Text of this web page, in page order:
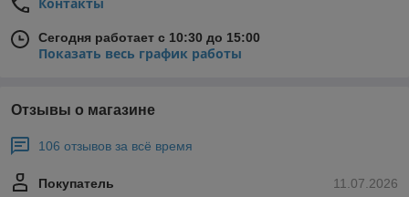
Контакты
Сегодня работает с 10:30 до 15:00
Показать весь график работы
Отзывы о магазине
106 отзывов за всё время
11.07.2026
Покупатель